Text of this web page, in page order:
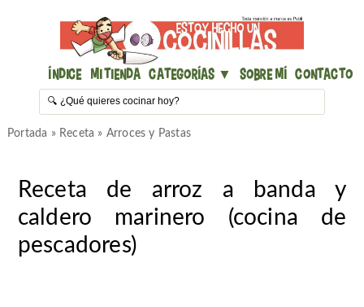
Índice Mi Tienda Categorías ▼ Sobre mí Contacto
Portada » Receta » Arroces y Pastas
Receta de arroz a banda y
caldero marinero (cocina de
pescadores)